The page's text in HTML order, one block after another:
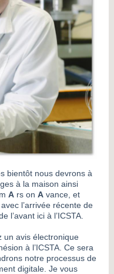
bientôt nous devrons à
à la maison ainsi
A rs on A vance, et
l’arrivée récente de
l’avant ici à l’ICSTA.
un avis électronique
à l’ICSTA. Ce sera
notre processus de
digitale. Je vous